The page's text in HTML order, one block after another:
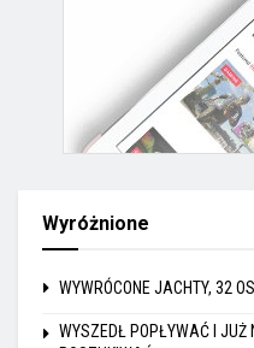
Wyróżnione
WYWRÓCONE JACHTY, 32
WYSZEDŁ POPŁYWAĆ I JUŻ